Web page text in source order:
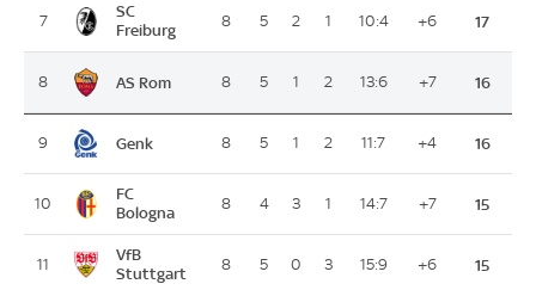
7
SC
Freiburg
8 5 2 1 10:4 +6 17
8 AS Rom 8 5 1 2 13:6 +7 16
9 Genk 8 5 1 2 11:7 +4 16
10
FC
Bologna
8 4 3 1 14:7 +7 15
11
VfB
Stuttgart
8 5 0 3 15:9 +6 15